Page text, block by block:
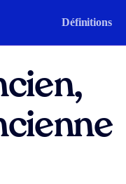
Définitions